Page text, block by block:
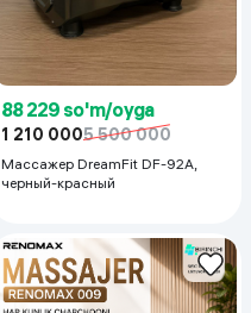
88 229 so'm/oyga
1 210 0005 500 000
Массажер DreamFit DF-92A,
черный-красный